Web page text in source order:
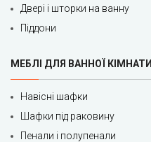
Двері і шторки на ванну
Піддони
МЕБЛІ ДЛЯ ВАННОЇ КІМНАТИ
Навісні шафки
Шафки під раковину
Пенали і полупенали